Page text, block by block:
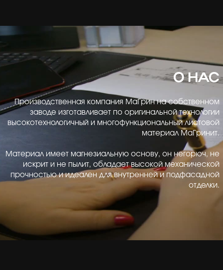
О НАС
Производственная компания МаГрин на собственном
заводе изготавливает по оригинальной технологии
высокотехнологичный и многофункциональный листовой
материал МаГринит.
Материал имеет магнезиальную основу, он негорюч, не
искрит и не пылит, обладает высокой механической
прочностью и идеален для внутренней и подфасадной
отделки.